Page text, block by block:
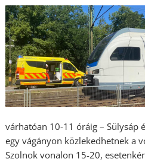
várhatóan 10-11 óráig – Sülysáp
egy vágányon közlekedhetnek a
Szolnok vonalon 15-20,